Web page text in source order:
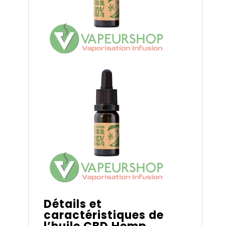
Détails et
caractéristiques de